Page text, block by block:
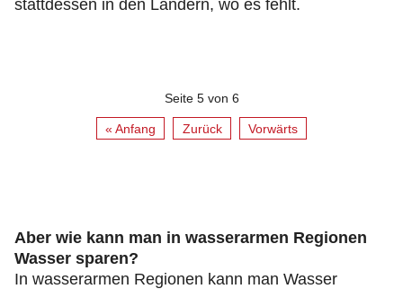
stattdessen in den Ländern, wo es fehlt.
Seite 5 von 6
« Anfang Zurück Vorwärts
Aber wie kann man in wasserarmen Regionen
Wasser sparen?
In wasserarmen Regionen kann man Wasser